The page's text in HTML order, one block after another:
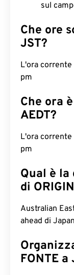
sul
Che ore
JST?
L'ora
pm
Che ora
AEDT?
L'ora corrente
pm
Qual è
di
Australian
ahead di
FONTE a